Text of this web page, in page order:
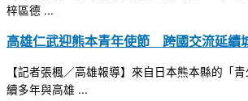
梓區德 ...
高雄仁武迎熊本青年使節 跨國交流延續
【記者張楓／高雄報導】來自日本熊本縣的「
續多年與高雄 ...